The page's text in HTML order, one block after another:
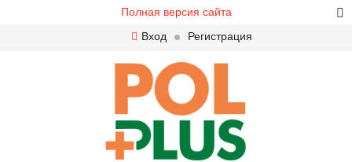
Полная версия сайта
Вход
Регистрация